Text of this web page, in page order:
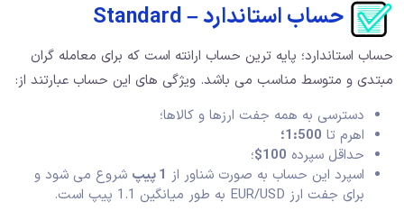
حساب استاندارد – Standard
حساب استاندارد؛ پایه ترین حساب ارانته است که برای معامله گران
مبتدی و متوسط مناسب می باشد. ویژگی های این حساب عبارتند از:
دسترسی به همه جفت ارزها و کالاها؛
اهرم تا 1:500؛
حداقل سپرده 100$ ؛
اسپرد این حساب به صورت شناور از 1 پیپ
شروع می شود و
برای جفت ارز EUR/USD به طور میانگین 1.1 پیپ است.